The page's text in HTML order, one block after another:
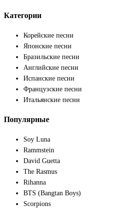
Категории
Корейские песни
Японские песни
Бразильские песни
Английские песни
Испанские песни
Французские песни
Итальянские песни
Популярные
Soy Luna
Rammstein
David Guetta
The Rasmus
Rihanna
BTS (Bangtan Boys)
Scorpions